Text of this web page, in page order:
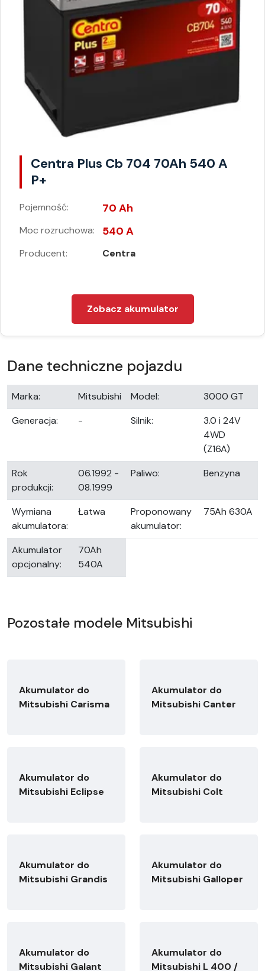
Centra Plus Cb 704 70Ah 540 A
P+
Pojemność: 70 Ah
Moc rozruchowa: 540 A
Producent: Centra
Zobacz akumulator
Dane techniczne pojazdu
Marka: Mitsubishi Model:
3000 GT
Generacja:
- Silnik:
3.0 i 24V
4WD
(Z16A)
Rok
produkcji:
06.1992 -
08.1999
Paliwo: Benzyna
Wymiana
akumulatora:
Łatwa
Proponowany
akumulator:
75Ah 630A
Akumulator
opcjonalny:
70Ah
540A
Pozostałe modele Mitsubishi
Akumulator do
Mitsubishi Carisma
Akumulator do
Mitsubishi Canter
Akumulator do
Mitsubishi Eclipse
Akumulator do
Mitsubishi Colt
Akumulator do
Mitsubishi Grandis
Akumulator do
Mitsubishi Galloper
Akumulator do
Mitsubishi Galant
Akumulator do
Mitsubishi L 400 /